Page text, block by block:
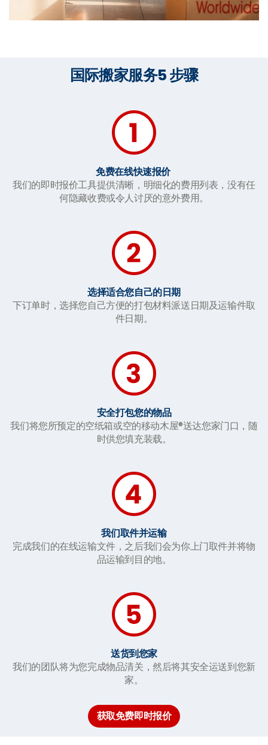
国际搬家服务5 步骤
免费在线快速报价
我们的即时报价工具提供清晰，明细化的费用列表，没有任
何隐藏收费或令人讨厌的意外费用。
选择适合您自己的日期
下订单时，选择您自己方便的打包材料派送日期及运输件取
件日期。
安全打包您的物品
我们将您所预定的空纸箱或空的移动木屋®送达您家门口，随
时供您填充装载。
我们取件并运输
完成我们的在线运输文件，之后我们会为你上门取件并将物
品运输到目的地。
送货到您家
我们的团队将为您完成物品清关，然后将其安全运送到您新
家。
获取免费即时报价